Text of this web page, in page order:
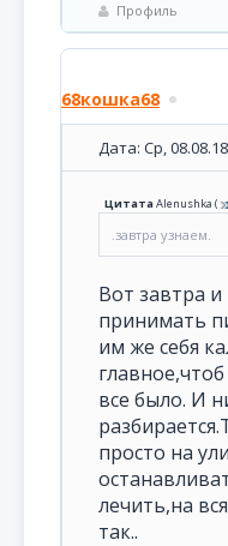
Профиль
68кошка68
Дата: Ср,
ЦитатаAlenushka (
.завтра узнаем.
Вот завтра
принимать
им же себя
все было. И
просто на
лечить,на
так..